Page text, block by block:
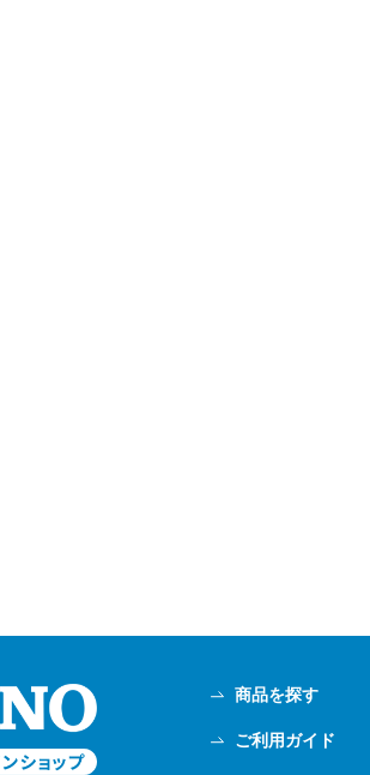
商品を探す
ご利用ガイド